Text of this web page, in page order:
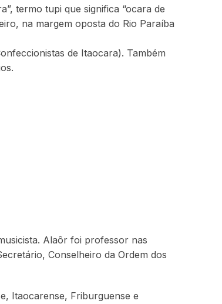
termo tupi que significa “ocara de
na margem oposta do Rio Paraíba
de Itaocara). Também
Alaôr foi professor nas
Conselheiro da Ordem dos
Itaocarense, Friburguense e